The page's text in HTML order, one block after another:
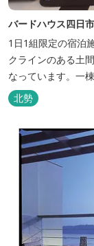
バードハウス四日市
1日1組限定の宿泊
クラインのある土
なっています。一
ごしてみては。
北勢